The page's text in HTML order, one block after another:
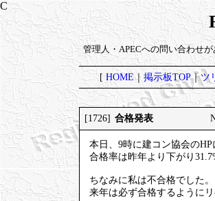
管理人・APECへの問い合わせ
[HOME｜掲示板TOP｜ツ
[1726] 合格発表
本日、9時に建コン協会の
合格率は昨年より下がり
ちなみに私は不合格でした。
来年は必ず合格するように